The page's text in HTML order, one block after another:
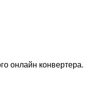
онлайн конвертера.